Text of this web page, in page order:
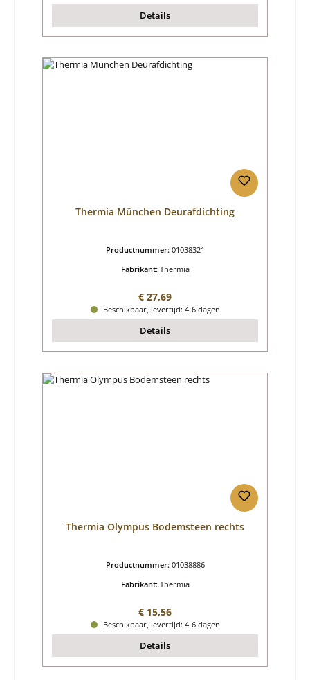
Details
Thermia München Deurafdichting
Productnummer: 01038321
Fabrikant: Thermia
Normale prijs:
€ 27,69
Beschikbaar, levertijd: 4-6 dagen
Details
Thermia Olympus Bodemsteen rechts
Productnummer: 01038886
Fabrikant: Thermia
Normale prijs:
€ 15,56
Beschikbaar, levertijd: 4-6 dagen
Details